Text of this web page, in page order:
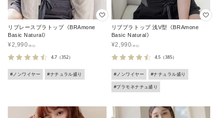
リブレースブラトップ《BRAmone
Basic Natural》
¥2,990
4.7 （352）
#ノンワイヤー #ナチュラル盛り
リブブラトップ 浅V型《BRAmone
Basic Natural》
¥2,990
4.5（385）
#ノンワイヤー #ナチュラル盛り
#ブラモネナチュ盛り